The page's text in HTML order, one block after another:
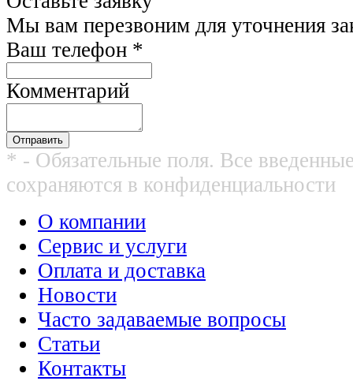
Мы вам перезвоним для уточнения
Ваш телефон *
Комментарий
* - Обязательные поля. Все
сохраняются в конфиденциальности
О компании
Сервис и услуги
Оплата и доставка
Новости
Часто задаваемые вопросы
Статьи
Контакты